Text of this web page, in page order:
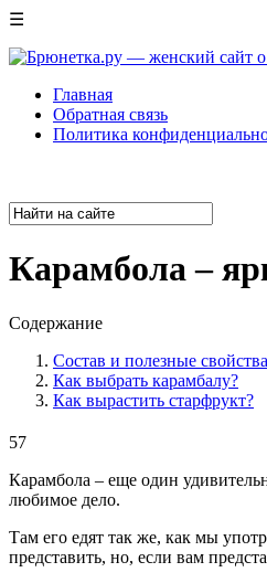
☰
Главная
Обратная связь
Политика
Карамбола –
Содержание
Состав и полезные свойства
Как выбрать карамбалу?
Как вырастить старфрукт?
57
Карамбола – еще один
любимое дело.
Там его едят так же, как мы
представить, но, если вам